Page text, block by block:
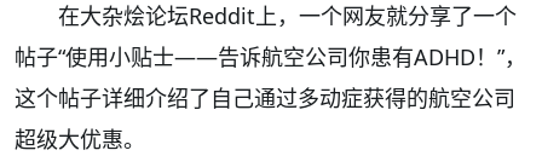
在大杂烩论坛Reddit上，一个网友就分享了一个
帖子“使用小贴士——告诉航空公司你患有ADHD！”，
这个帖子详细介绍了自己通过多动症获得的航空公司
超级大优惠。